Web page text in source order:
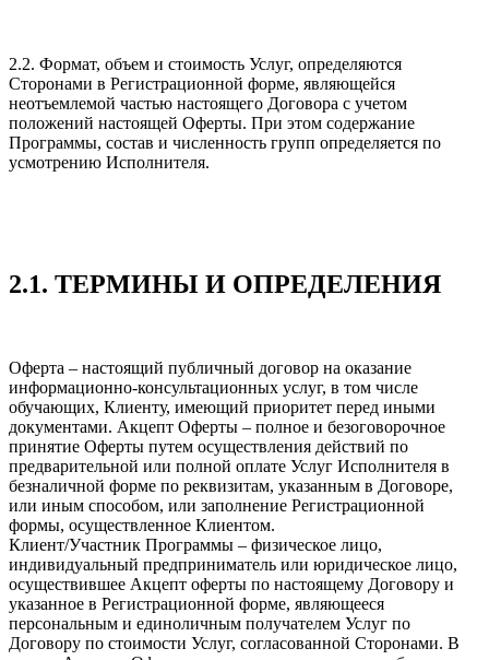
2.2. Формат, объем и стоимость Услуг, определяются
Сторонами в Регистрационной форме, являющейся
неотъемлемой частью настоящего Договора с учетом
положений настоящей Оферты. При этом содержание
Программы, состав и численность групп определяется по
усмотрению Исполнителя.
2.1. ТЕРМИНЫ И ОПРЕДЕЛЕНИЯ
Оферта – настоящий публичный договор на оказание
информационно-консультационных услуг, в том числе
обучающих, Клиенту, имеющий приоритет перед иными
документами. Акцепт Оферты – полное и безоговорочное
принятие Оферты путем осуществления действий по
предварительной или полной оплате Услуг Исполнителя в
безналичной форме по реквизитам, указанным в Договоре,
или иным способом, или заполнение Регистрационной
формы, осуществленное Клиентом.
Клиент/Участник Программы – физическое лицо,
индивидуальный предприниматель или юридическое лицо,
осуществившее Акцепт оферты по настоящему Договору и
указанное в Регистрационной форме, являющееся
персональным и единоличным получателем Услуг по
Договору по стоимости Услуг, согласованной Сторонами. В